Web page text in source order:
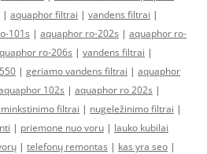
| aquaphor filtrai | vandens filtrai |
101s | aquaphor ro-202s | aquaphor ro-
ro-206s | vandens filtrai |
| geriamo vandens filtrai | aquaphor
102s | aquaphor ro 202s |
filtrai | nugeležinimo filtrai |
| priemone nuo voru | lauko kubilai
| telefonų remontas | kas yra seo |